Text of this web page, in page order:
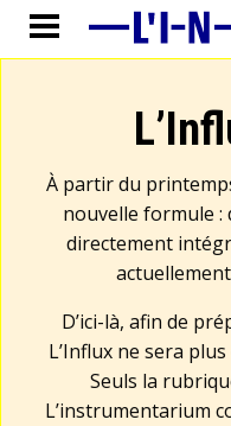
À partir du
nouvelle formule :
directement
D’ici-là, afin de
L’Influx ne sera
Seuls la
L’instrumentarium